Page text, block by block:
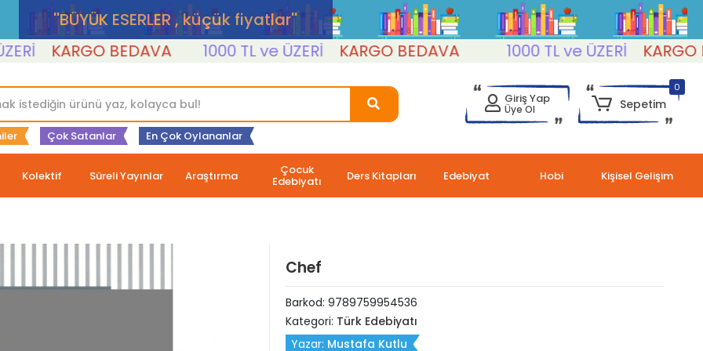
''BÜYÜK ESERLER , küçük fiyatlar''
KARGO BEDAVA 1000 TL ve ÜZERİ KARGO BEDAVA 1000 TL ve ÜZERİ KARGO
Çok Satanlar En Çok Oylananlar
Giriş Yap
Üye Ol
0
Sepetim
Kolektif Süreli Yayınlar Araştırma Çocuk
Edebiyatı Ders Kitapları Edebiyat Hobi Kişisel Gelişim
Chef
Barkod: 9789759954536
Kategori: Türk Edebiyatı
Yazar: Mustafa Kutlu